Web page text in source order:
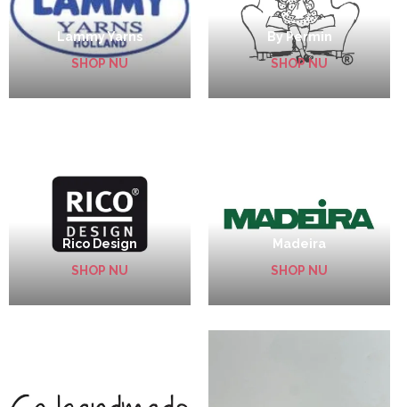
Lammy Yarns
SHOP NU
By Permin
SHOP NU
Rico Design
SHOP NU
Madeira
SHOP NU